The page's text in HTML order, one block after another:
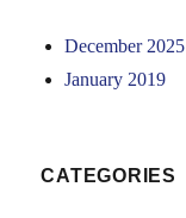
December 2025
January 2019
CATEGORIES